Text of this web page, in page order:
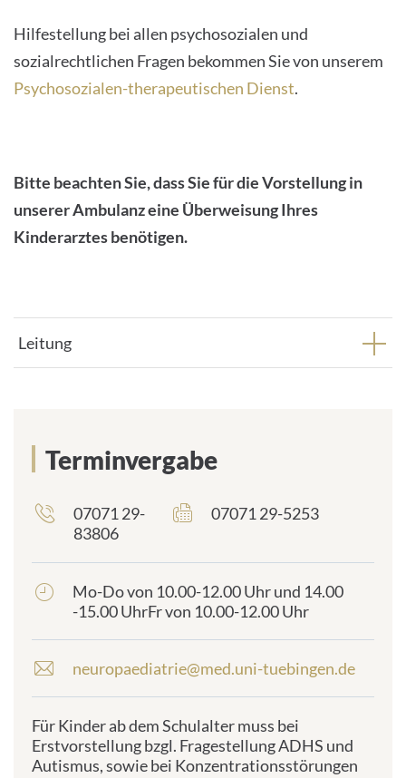
Hilfestellung bei allen psychosozialen und
sozialrechtlichen Fragen bekommen Sie von unserem
Psychosozialen-therapeutischen Dienst.
Bitte beachten Sie, dass Sie für die Vorstellung in
unserer Ambulanz eine Überweisung Ihres
Kinderarztes benötigen.
Leitung
Terminvergabe
07071 29-
83806
07071 29-5253
frontend.sr-
only_#
Mo-Do von 10.00-12.00 Uhr und 14.00
-15.00 UhrFr von 10.00-12.00 Uhr
E
a
i
l
neuropaediatrie@med.uni-tuebingen.de
Für Kinder ab dem Schulalter muss bei
Erstvorstellung bzgl. Fragestellung ADHS und
Autismus, sowie bei Konzentrationsstörungen